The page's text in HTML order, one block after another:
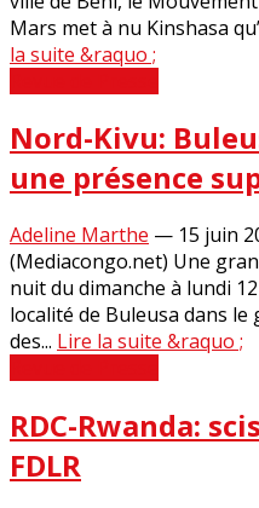
Mars met à nu Kinshasa
la suite &raquo ;
Nord-Kivu:
une présence
Adeline Marthe — 15 juin
(Mediacongo.net) Une
nuit du dimanche à lundi
localité de Buleusa dans
des... Lire la suite &raquo ;
RDC-Rwanda:
FDLR